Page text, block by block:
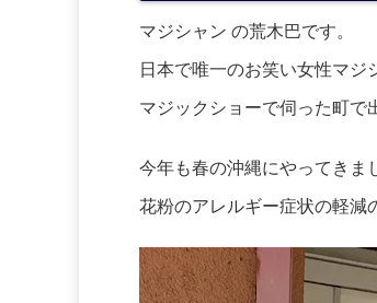
a
マジシャン の荒木巴です。
日本で唯一のお笑い女性マジ
マジックショーで伺った町で
今年も春の沖縄にやってきま
花粉のアレルギー症状の軽減